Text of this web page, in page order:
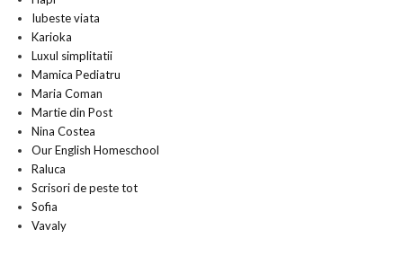
Iubeste viata
Karioka
Luxul simplitatii
Mamica Pediatru
Maria Coman
Martie din Post
Nina Costea
Our English Homeschool
Raluca
Scrisori de peste tot
Sofia
Vavaly